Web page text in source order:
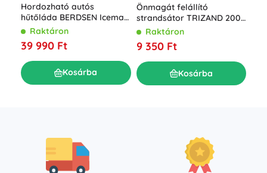
Hordozható autós
hűtőláda BERDSEN Icemax
29 l ECO móddal – kék
Raktáron
39 990 Ft
Kosárba
Önmagát felállító
strandsátor TRIZAND 200
× 120 × 110 cm
Raktáron
9 350 Ft
Kosárba